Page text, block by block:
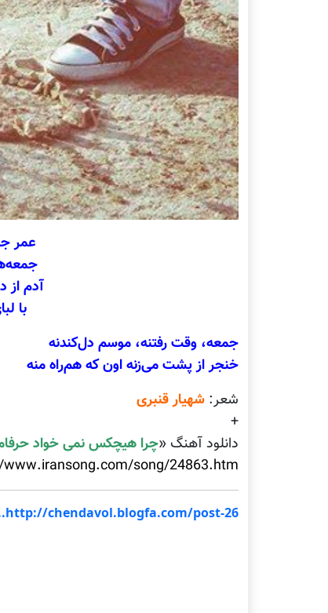
عمر
آدم
با
جمعه، وقت رفتنه، موسم دل‌کندنه
خنجر از پشت می‌زنه اون که هم‌راه منه
شعر: شهیار قنبری
+
دانلود آهنگ «چرا هیچکس نمی خواد
song/24863.htm
http://chendavol.blogfa.com/post-26...